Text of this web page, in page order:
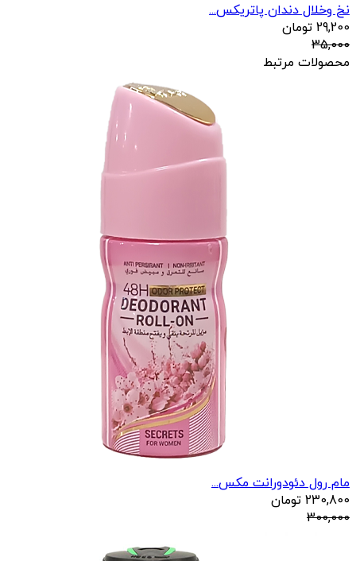
نخ وخلال دندان پاتریکس...
29,200 تومان
35,000
محصولات مرتبط
مام رول دئودورانت مکس...
230,800 تومان
300,000